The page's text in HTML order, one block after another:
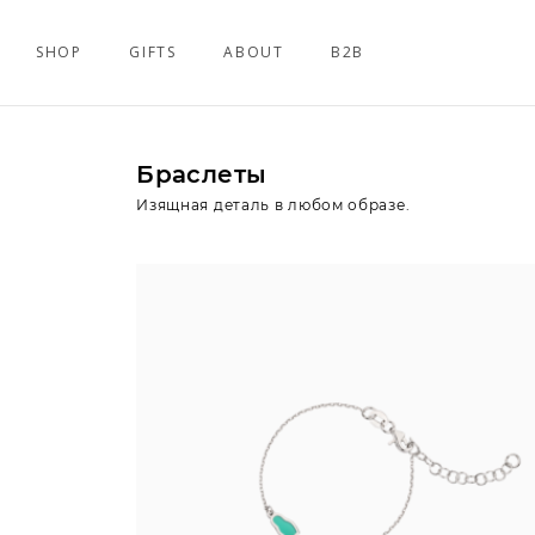
SHOP GIFTS ABOUT B2B
Браслеты
Изящная деталь в любом образе.